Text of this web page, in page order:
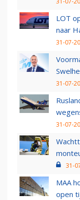
LOT
naar
31-07-
31-07-
31-07-
31-
MAA
open